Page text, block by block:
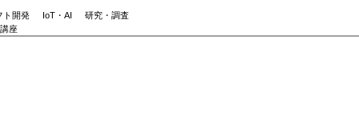
ト開発 IoT・AI
研究・調査
座